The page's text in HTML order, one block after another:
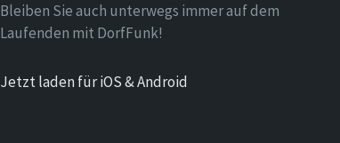
Bleiben Sie auch unterwegs immer auf dem
Laufenden mit DorfFunk!
Jetzt laden für iOS & Android